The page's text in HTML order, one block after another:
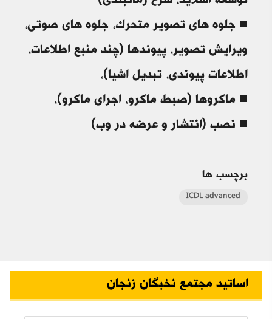
■ جلوه های تصویر متحرک، جلوه های صوتی،
ویرایش تصویر، پیوندها (چند منبع اطلاعات،
اطلاعات پیوندی، تبدیل اشیا)،
■ ماکروها (صبط ماکرو، اجرای ماکرو)،
■ نصب (انتشار و عرضه در وب)
برچسب ها
ICDL advanced
اساتید مجتمع نخبگان زنجان